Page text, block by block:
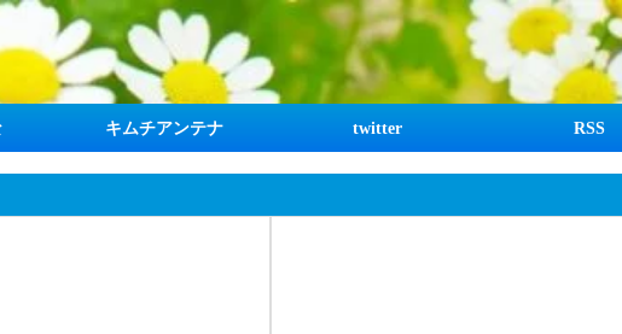
キムチアンテナ twitter RSS